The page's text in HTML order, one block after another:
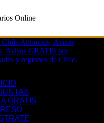
Online
GRATIS